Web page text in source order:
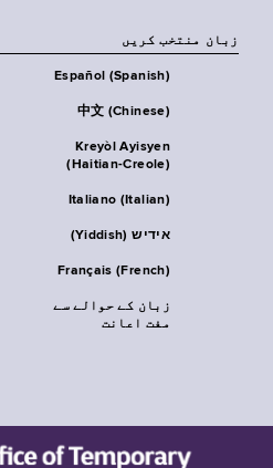
زبان منتخب کریں
Español (Spanish)
中文 (Chinese)
Kreyòl Ayisyen
(Haitian-Creole)
Italiano (Italian)
אידיש (Yiddish)
Français (French)
زبان کے حوالے سے
مفت اعانت